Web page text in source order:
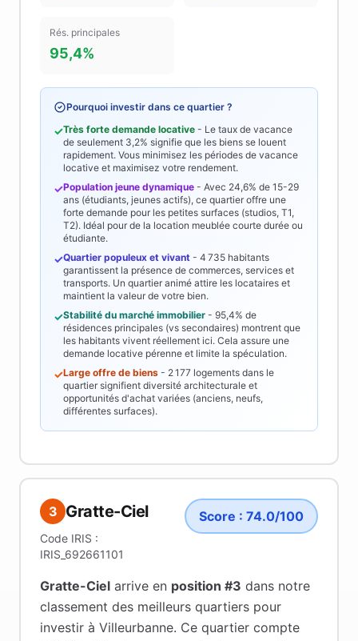
Rés. principales
95,4%
Pourquoi investir dans ce quartier ?
✓Très forte demande locative - Le taux de vacance
de seulement 3,2% signifie que les biens se louent
rapidement. Vous minimisez les périodes de vacance
locative et maximisez votre rendement.
✓Population jeune dynamique - Avec 24,6% de 15-29
ans (étudiants, jeunes actifs), ce quartier offre une
forte demande pour les petites surfaces (studios, T1,
T2). Idéal pour de la location meublée courte durée ou
étudiante.
✓Quartier populeux et vivant - 4 735 habitants
garantissent la présence de commerces, services et
transports. Un quartier animé attire les locataires et
maintient la valeur de votre bien.
✓Stabilité du marché immobilier - 95,4% de
résidences principales (vs secondaires) montrent que
les habitants vivent réellement ici. Cela assure une
demande locative pérenne et limite la spéculation.
✓Large offre de biens - 2 177 logements dans le
quartier signifient diversité architecturale et
opportunités d'achat variées (anciens, neufs,
différentes surfaces).
3 Gratte-Ciel
Code IRIS :
IRIS_692661101
Score : 74.0/100
Gratte-Ciel arrive en position #3 dans notre
classement des meilleurs quartiers pour
investir à Villeurbanne. Ce quartier compte